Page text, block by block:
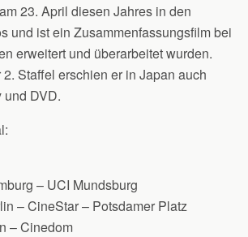
23. April diesen Jahres in den
und ist ein Zusammenfassungsfilm bei
erweitert und überarbeitet wurden.
2. Staffel erschien er in Japan auch
und DVD.
– UCI Mundsburg
– CineStar – Potsdamer Platz
– Cinedom